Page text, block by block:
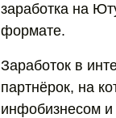
заработка на
формате.
Заработок в
партнёрок, на
инфобизнесом и